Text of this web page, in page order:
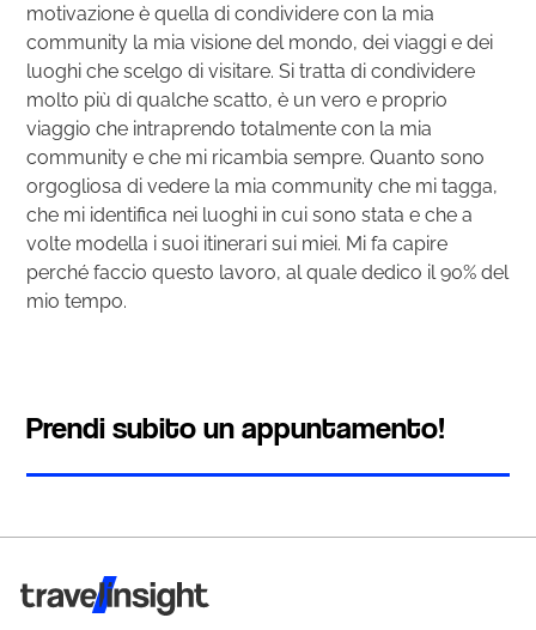
motivazione è quella di condividere con la mia
community la mia visione del mondo, dei viaggi e dei
luoghi che scelgo di visitare. Si tratta di condividere
molto più di qualche scatto, è un vero e proprio
viaggio che intraprendo totalmente con la mia
community e che mi ricambia sempre. Quanto sono
orgogliosa di vedere la mia community che mi tagga,
che mi identifica nei luoghi in cui sono stata e che a
volte modella i suoi itinerari sui miei. Mi fa capire
perché faccio questo lavoro, al quale dedico il 90% del
mio tempo.
Prendi subito un appuntamento!
Travel Insight